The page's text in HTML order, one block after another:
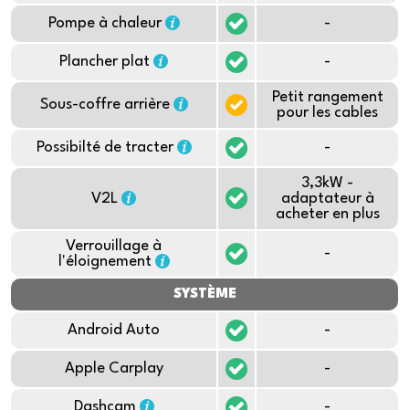
Pompe à chaleur -
Plancher plat -
Sous-coffre arrière
Petit rangement
pour les cables
Possibilté de tracter -
V2L
3,3kW -
adaptateur à
acheter en plus
Verrouillage à
l'éloignement
-
SYSTÈME
Android Auto -
Apple Carplay -
Dashcam -